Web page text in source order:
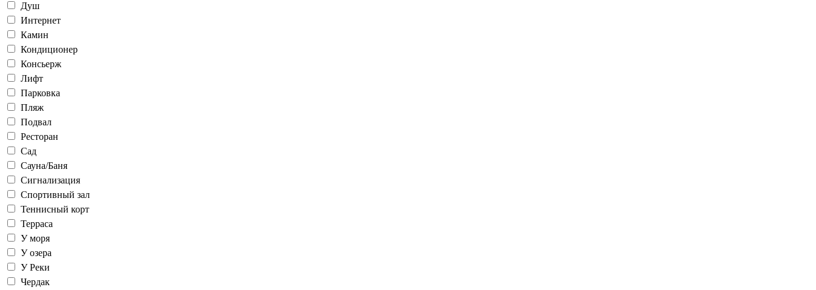
Душ
Интернет
Камин
Кондиционер
Консьерж
Лифт
Парковка
Пляж
Подвал
Ресторан
Сад
Сауна/Баня
Сигнализация
Спортивный зал
Теннисный корт
Терраса
У моря
У озера
У Реки
Чердак